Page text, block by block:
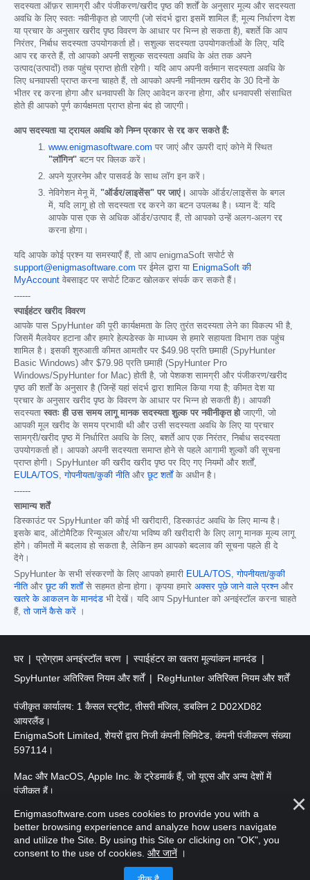
सदस्यता ऑफ़र सामग्री और पंजीकरण/खरीद पृष्ठ की शर्तों के अनुसार मूल्य और सदस्यता
अवधि के लिए स्वतः नवीनीकृत हो जाएगी (जो संदर्भ द्वारा इसमें शामिल हैं; मूल्य निर्धारण देश
या प्रचार के अनुसार खरीद पृष्ठ विवरण के आधार पर भिन्न हो सकता है), बशर्ते कि आप
निरंतर, निर्बाध सदस्यता उपयोगकर्ता हों। सशुल्क सदस्यता उपयोगकर्ताओं के लिए, यदि
आप रद्द करते हैं, तो आपको अपनी सशुल्क सदस्यता अवधि के अंत तक अपने
उत्पाद(उत्पादों) तक पहुंच प्राप्त होती रहेगी। यदि आप अपनी वर्तमान सदस्यता अवधि के
लिए धनवापसी प्राप्त करना चाहते हैं, तो आपको अपनी नवीनतम खरीद के 30 दिनों के
भीतर रद्द करना होगा और धनवापसी के लिए आवेदन करना होगा, और धनवापसी संसाधित
होते ही आपको पूर्ण कार्यक्षमता प्राप्त होना बंद हो जाएगी।
आप सदस्यता या ट्रायल अवधि को निम्न प्रकार से रद्द कर सकते हैं:
www.enigmasoftware.com पर जाएं और ऊपरी दाएं कोने में स्थित
"लॉगिन" बटन पर क्लिक करें।
अपने यूज़रनेम और पासवर्ड के साथ लॉग इन करें।
नेविगेशन मेनू में, "ऑर्डर/लाइसेंस" पर जाएं। आपके ऑर्डर/लाइसेंस के बगल
में, यदि लागू हो तो सदस्यता रद्द करने का बटन उपलब्ध है। ध्यान दें: यदि
आपके पास एक से अधिक ऑर्डर/उत्पाद हैं, तो आपको उन्हें अलग-अलग रद्द
करना होगा।
यदि आपके कोई प्रश्न या समस्याएँ हैं, तो आप enigmaSoft सपोर्ट से
support@enigmasoftware.com पर ईमेल द्वारा या EnigmaSoft की
MyAccount वेबसाइट पर सपोर्ट टिकट खोलकर संपर्क कर सकते हैं।
------
स्पाईहंटर खरीद विवरण
आपके पास SpyHunter की पूरी कार्यक्षमता के लिए तुरंत सदस्यता लेने का विकल्प भी है,
जिसमें मैलवेयर हटाना और हमारे हेल्पडेस्क के माध्यम से हमारे सहायता विभाग तक पहुंच
शामिल है। इसकी शुरुआती कीमत आमतौर पर $49.98 प्रति छमाही (SpyHunter
Basic Windows) और $79.98 प्रति छमाही (SpyHunter Pro
Windows/SpyHunter for Mac) होती है, जो पेशकश सामग्री और पंजीकरण/खरीद
पृष्ठ की शर्तों के अनुसार है (जिन्हें यहां संदर्भ द्वारा शामिल किया गया है; कीमत देश या
प्रचार के अनुसार खरीद पृष्ठ के विवरण के आधार पर भिन्न हो सकती है)। आपकी
सदस्यता स्वतः ही उस समय लागू मानक सदस्यता शुल्क पर नवीनीकृत होजाएगी, जो
आपकी मूल खरीद के समय प्रभावी थी और उसी सदस्यता अवधि के लिए या प्रचार
सामग्री/खरीद पृष्ठ में निर्धारित अवधि के लिए, बशर्ते आप एक निरंतर, निर्बाध सदस्यता
उपयोगकर्ता हों। आपको अपनी सदस्यता समाप्त होने से पहले आगामी शुल्कों की सूचना
प्राप्त होगी। SpyHunter की खरीद खरीद पृष्ठ पर दिए गए नियमों और शर्तों,
EULA/TOS,गोपनीयता/कुकी नीतिऔरछूट शर्तोंके अधीन है।
------
सामान्य शर्तें
डिस्काउंट पर SpyHunter की कोई भी खरीदारी, डिस्काउंट अवधि के लिए मान्य है।
इसके बाद, ऑटोमैटिक रिन्यूअल और/या भविष्य की खरीदारी के लिए लागू मानक मूल्य लागू
होंगे। कीमतों में बदलाव हो सकता है, लेकिन हम आपको बदलाव की सूचना पहले ही दे
देंगे।
SpyHunter के सभी संस्करणों के लिए आपको हमारी EULA/TOS,गोपनीयता/कुकी
नीतिऔरछूट की शर्तोंसे सहमत होना होगा। कृपया हमारे अक्सर पूछे जाने वाले प्रश्नऔर
खतरे के आकलन के मानदंड भी देखें। यदि आप SpyHunter को अनइंस्टॉल करना चाहते
हैं,तो जानें कैसे करें ।
घर प्रोग्राम अनइंस्टॉल चरण
स्पाईहंटर का खतरा मूल्यांकन मानदंड
SpyHunter अतिरिक्त नियम और शर्तें
RegHunter अतिरिक्त नियम और शर्तें
पंजीकृत कार्यालय: 1 कैसल स्ट्रीट, तीसरी मंजिल, डबलिन 2 D02XD82
आयरलैंड।
EnigmaSoft Limited, शेयरों द्वारा निजी कंपनी लिमिटेड, कंपनी पंजीकरण संख्या
597114।
Mac और MacOS, Apple Inc. के ट्रेडमार्क हैं, जो यूएस और अन्य देशों में
पंजीकृत हैं।
कॉपीराइट 2016-2026। EnigmaSoft Ltd. सर्वाधिकार सुरक्षित।
Enigmasoftware.com uses cookies to provide you with a
better browsing experience and analyze how users navigate
and utilize the Site. By using this Site or clicking on "OK", you
consent to the use of cookies. और जानें ।